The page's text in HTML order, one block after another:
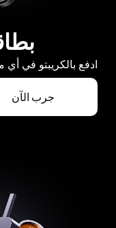
ادفع بالكريبتو في أي
جرب الآن